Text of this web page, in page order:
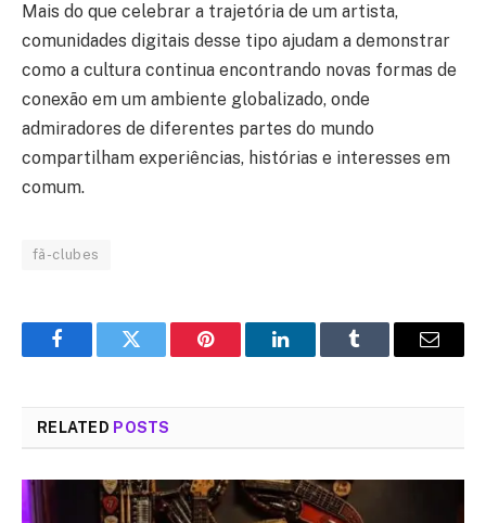
Mais do que celebrar a trajetória de um artista,
comunidades digitais desse tipo ajudam a demonstrar
como a cultura continua encontrando novas formas de
conexão em um ambiente globalizado, onde
admiradores de diferentes partes do mundo
compartilham experiências, histórias e interesses em
comum.
fã-clubes
FacebookTwitter Pinterest LinkedInTumblr Email
RELATED POSTS